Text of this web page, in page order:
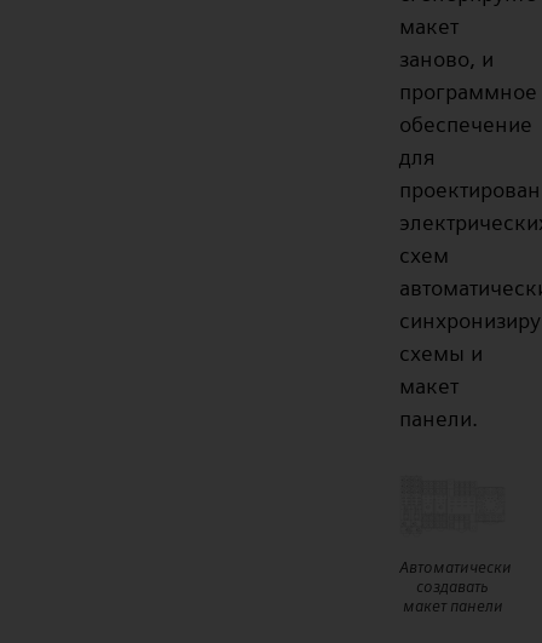
макет
заново, и
программное
обеспечение
для
схем
схемы и
макет
панели.
Автоматически
создавать
макет панели